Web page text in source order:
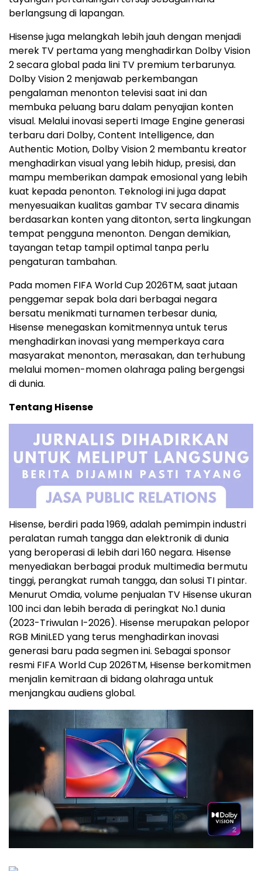
berlangsung di lapangan.
Hisense juga melangkah lebih jauh dengan menjadi
merek TV pertama yang menghadirkan Dolby Vision
2 secara global pada lini TV premium terbarunya.
Dolby Vision 2 menjawab perkembangan
pengalaman menonton televisi saat ini dan
membuka peluang baru dalam penyajian konten
visual. Melalui inovasi seperti Image Engine generasi
terbaru dari Dolby, Content Intelligence, dan
Authentic Motion, Dolby Vision 2 membantu kreator
menghadirkan visual yang lebih hidup, presisi, dan
mampu memberikan dampak emosional yang lebih
kuat kepada penonton. Teknologi ini juga dapat
menyesuaikan kualitas gambar TV secara dinamis
berdasarkan konten yang ditonton, serta lingkungan
tempat pengguna menonton. Dengan demikian,
tayangan tetap tampil optimal tanpa perlu
pengaturan tambahan.
Pada momen FIFA World Cup 2026TM, saat jutaan
penggemar sepak bola dari berbagai negara
bersatu menikmati turnamen terbesar dunia,
Hisense menegaskan komitmennya untuk terus
menghadirkan inovasi yang memperkaya cara
masyarakat menonton, merasakan, dan terhubung
melalui momen-momen olahraga paling bergengsi
di dunia.
Tentang Hisense
Hisense, berdiri pada 1969, adalah pemimpin industri
peralatan rumah tangga dan elektronik di dunia
yang beroperasi di lebih dari 160 negara. Hisense
menyediakan berbagai produk multimedia bermutu
tinggi, perangkat rumah tangga, dan solusi TI pintar.
Menurut Omdia, volume penjualan TV Hisense ukuran
100 inci dan lebih berada di peringkat No.1 dunia
(2023-Triwulan I-2026). Hisense merupakan pelopor
RGB MiniLED yang terus menghadirkan inovasi
generasi baru pada segmen ini. Sebagai sponsor
resmi FIFA World Cup 2026TM, Hisense berkomitmen
menjalin kemitraan di bidang olahraga untuk
menjangkau audiens global.